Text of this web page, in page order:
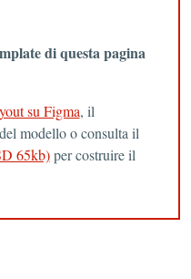
di questa pagina
su Figma, il
modello o consulta il
65kb)per costruire il